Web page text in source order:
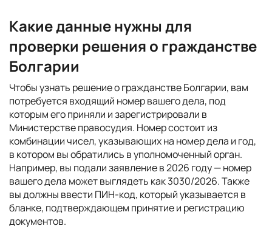
Какие данные нужны для
проверки решения о гражданстве
Болгарии
Чтобы узнать решение о гражданстве Болгарии, вам
потребуется входящий номер вашего дела, под
которым его приняли и зарегистрировали в
Министерстве правосудия. Номер состоит из
комбинации чисел, указывающих на номер дела и год,
в котором вы обратились в уполномоченный орган.
Например, вы подали заявление в 2026 году — номер
вашего дела может выглядеть как 3030/2026. Также
вы должны ввести ПИН-код, который указывается в
бланке, подтверждающем принятие и регистрацию
документов.